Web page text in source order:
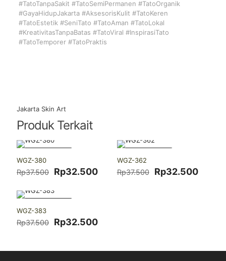
#TatoTanpaSakit #TatoSemiPermanen #TatoOrganik
#GayaHidupJakarta #AksesorisKulit #TatoKeren
#TatoEstetik #SeniTato #TatoAman #TatoLokal
#KreativitasTanpaBatas #TatoViral #InspirasiTato
#TatoTemporer #TatoPraktis
Jakarta Skin Art
Produk Terkait
WGZ-380
Rp37.500
Harga
adalah:
Rp37.500.
Rp32.500Harga
WGZ-362
Rp37.500
Harga
Rp32.500Harga
WGZ-383
Rp37.500
Harga
Rp37.500.
Rp32.500Harga
adalah: